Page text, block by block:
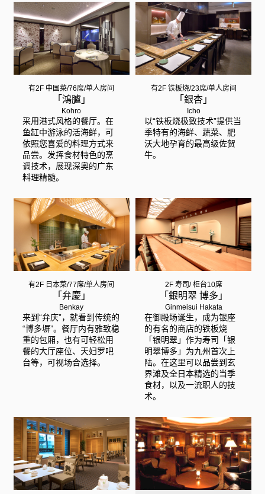
有2F 中国菜/76席/单人房间
「鴻臚」
Kohro
采用港式风格的餐厅。在
鱼缸中游泳的活海鲜，可
依照您喜爱的料理方式来
品尝。发挥食材特色的烹
调技术，展现深奥的广东
料理精髓。
有2F 铁板烧/23席/单人房间
「銀杏」
Icho
以“铁板烧极致技术”提供当
季特有的海鲜、蔬菜、肥
沃大地孕育的最高级佐贺
牛。
有2F 日本菜/77席/单人房间
「弁慶」
Benkay
来到“弁庆”，就看到传统的
“博多塀”。餐厅内有雅致稳
重的包厢，也有可轻松用
餐的大厅座位、天妇罗吧
台等，可视场合选择。
2F 寿司/ 柜台10席
「銀明翠 博多」
Ginmeisui Hakata
在御殿场诞生，成为银座
的有名的商店的铁板烧
「银明翠」作为寿司「银
明翠博多」为九州首次上
陆。在这里可以品尝到玄
界滩及全日本精选的当季
食材，以及一流职人的技
术。